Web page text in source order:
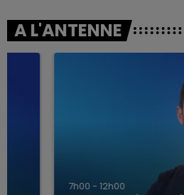
A L'ANTENNE
7h00 - 12h00